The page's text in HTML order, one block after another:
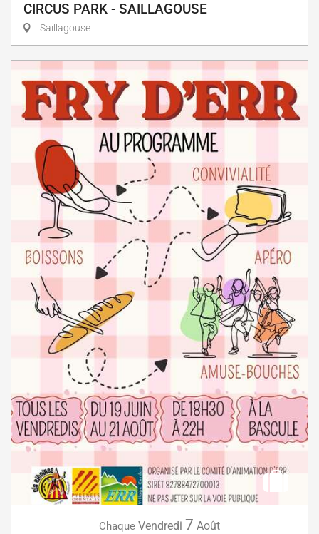
CIRCUS PARK - SAILLAGOUSE
Saillagouse
Chaque Vendredi 7 Août